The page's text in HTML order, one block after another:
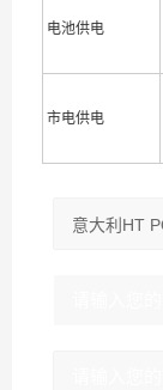
电池供电
市电供电